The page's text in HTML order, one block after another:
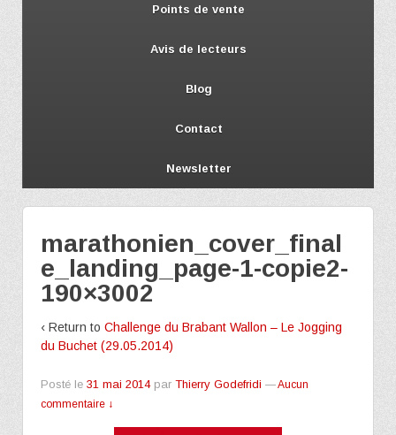
Points de vente
Avis de lecteurs
Blog
Contact
Newsletter
marathonien_cover_final
e_landing_page-1-copie2-
190×3002
‹ Return to Challenge du Brabant Wallon – Le Jogging
du Buchet (29.05.2014)
Posté le 31 mai 2014par Thierry Godefridi —Aucun
commentaire ↓